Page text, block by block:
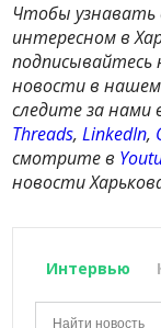
Чтобы узнавать
интересном в
подписывайтесь
новости в нашем
следите за нами
Threads,LinkedIn,
смотрите в
новости
Интервью